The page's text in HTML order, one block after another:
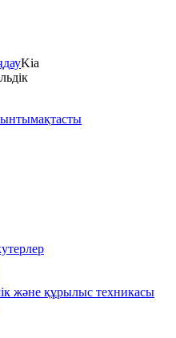
Kia
ынтымақтасты
және құрылыс техникасы